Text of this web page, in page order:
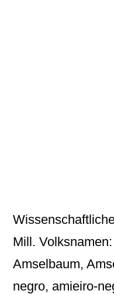
Mill.
Amselbaum,
negro, amieiro-